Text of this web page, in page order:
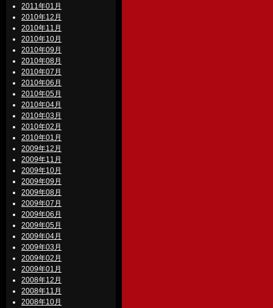
2011年01月
2010年12月
2010年11月
2010年10月
2010年09月
2010年08月
2010年07月
2010年06月
2010年05月
2010年04月
2010年03月
2010年02月
2010年01月
2009年12月
2009年11月
2009年10月
2009年09月
2009年08月
2009年07月
2009年06月
2009年05月
2009年04月
2009年03月
2009年02月
2009年01月
2008年12月
2008年11月
2008年10月